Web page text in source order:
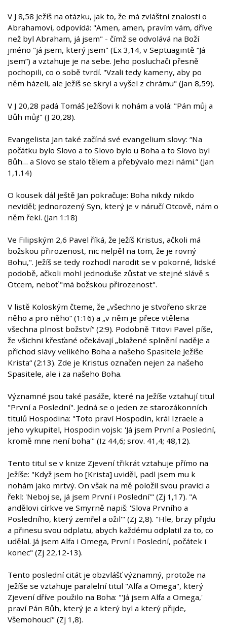
V J 8,58 Ježíš na otázku, jak to, že má zvláštní znalosti o
Abrahamovi, odpovídá: "Amen, amen, pravím vám, dříve
než byl Abraham, já jsem" - čímž se odvolává na Boží
jméno "já jsem, který jsem" (Ex 3,14, v Septuagintě “Já
jsem”) a vztahuje je na sebe. Jeho posluchači přesně
pochopili, co o sobě tvrdí. "Vzali tedy kameny, aby po
něm házeli, ale Ježíš se skryl a vyšel z chrámu" (Jan 8,59).
V J 20,28 padá Tomáš Ježíšovi k nohám a volá: "Pán můj a
Bůh můj!" (J 20,28).
Evangelista Jan také začíná své evangelium slovy: “Na
počátku bylo Slovo a to Slovo bylo u Boha a to Slovo byl
Bůh… a Slovo se stalo tělem a přebývalo mezi námi.” (Jan
1,1.14)
O kousek dál ještě Jan pokračuje: Boha nikdy nikdo
neviděl; jednorozený Syn, který je v náručí Otcově, nám o
něm řekl. (Jan 1:18)
Ve Filipským 2,6 Pavel říká, že Ježíš Kristus, ačkoli má
božskou přirozenost, nic nelpěl na tom, že je rovný
Bohu,". Ježíš se tedy rozhodl narodit se v pokorné, lidské
podobě, ačkoli mohl jednoduše zůstat ve stejné slávě s
Otcem, neboť "má božskou přirozenost".
V listě Koloským čteme, že „všechno je stvořeno skrze
něho a pro něho“ (1:16) a „v něm je přece vtělena
všechna plnost božství“ (2:9). Podobně Titovi Pavel píše,
že všichni křesťané očekávají „blažené splnění naděje a
příchod slávy velikého Boha a našeho Spasitele Ježíše
Krista“ (2:13). Zde je Kristus označen nejen za našeho
Spasitele, ale i za našeho Boha.
Významné jsou také pasáže, které na Ježíše vztahují titul
"První a Poslední". Jedná se o jeden ze starozákonních
titulů Hospodina: "Toto praví Hospodin, král Izraele a
jeho vykupitel, Hospodin vojsk: 'Já jsem První a Poslední,
kromě mne není boha'" (Iz 44,6; srov. 41,4; 48,12).
Tento titul se v knize Zjevení třikrát vztahuje přímo na
Ježíše: "Když jsem ho [Krista] uviděl, padl jsem mu k
nohám jako mrtvý. On však na mě položil svou pravici a
řekl: 'Neboj se, já jsem První i Poslední'" (Zj 1,17). "A
andělovi církve ve Smyrně napiš: 'Slova Prvního a
Posledního, který zemřel a ožil'" (Zj 2,8). "Hle, brzy přijdu
a přinesu svou odplatu, abych každému odplatil za to, co
udělal. Já jsem Alfa i Omega, První i Poslední, počátek i
konec" (Zj 22,12-13).
Tento poslední citát je obzvlášť významný, protože na
Ježíše se vztahuje paralelní titul "Alfa a Omega", který
Zjevení dříve použilo na Boha: "'Já jsem Alfa a Omega,'
praví Pán Bůh, který je a který byl a který přijde,
Všemohoucí" (Zj 1,8).